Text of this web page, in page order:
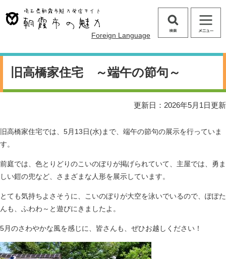
ー
頭
。
ニ
飛
て
索
メ
ニ
ュ
Foreign Language
本
旧高橋家住宅 ～端午の節句～
更新日：2026年5月1日更新
旧高橋家住宅では、5月13日(水)まで、端午の節句の展示を行っていま
す。
前庭では、色とりどりのこいのぼりが掲げられていて、主屋では、勇ま
しい鎧の兜など、さまざまな人形を展示しています。
とても気持ちよさそうに、こいのぼりが大空を泳いでいるので、ぽぽた
んも、ふわわ～と遊びにきましたよ。
5月のさわやかな風を感じに、皆さんも、ぜひお越しください！